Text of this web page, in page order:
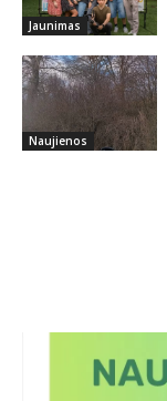
Jaunimas
Naujienos